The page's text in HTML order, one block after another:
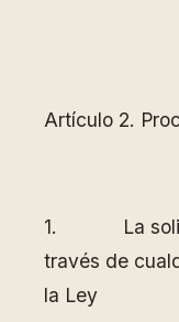
Artículo 2.
1. La
través de
la Ley